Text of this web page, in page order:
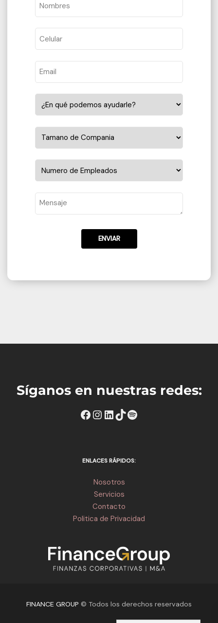
ENVIAR
Síganos en nuestras redes:
https://
Instagram
https://
TikTokSpotify
ENLACES RÁPIDOS:
Nosotros
Servicios
Contacto
Politica de Privacidad
FINANCE GROUP © Todos los derechos reservados